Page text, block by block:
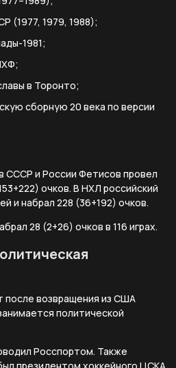
(1977, 1979, 1988);
1981;
в Торонто;
сборную 20 века по версии
СССР и России Фетисов провел
очков. В НХЛ российский
и набрал 228 (36+192) очков.
28 (2+26) очков в 116 играх.
после возвращения из США
политической
Росспортом. Также